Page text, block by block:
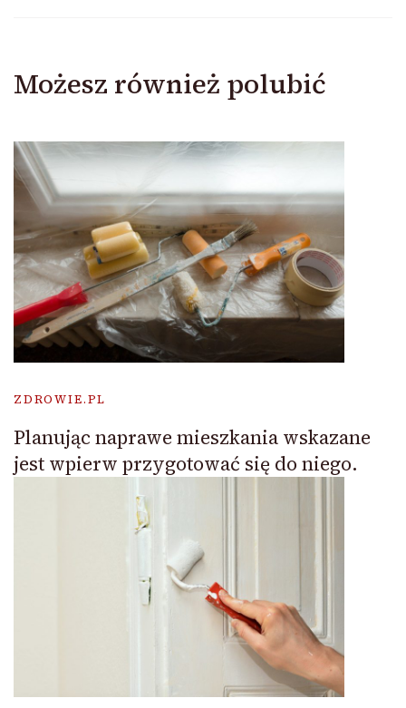
Możesz również polubić
ZDROWIE.PL
Planując naprawe mieszkania wskazane
jest wpierw przygotować się do niego.